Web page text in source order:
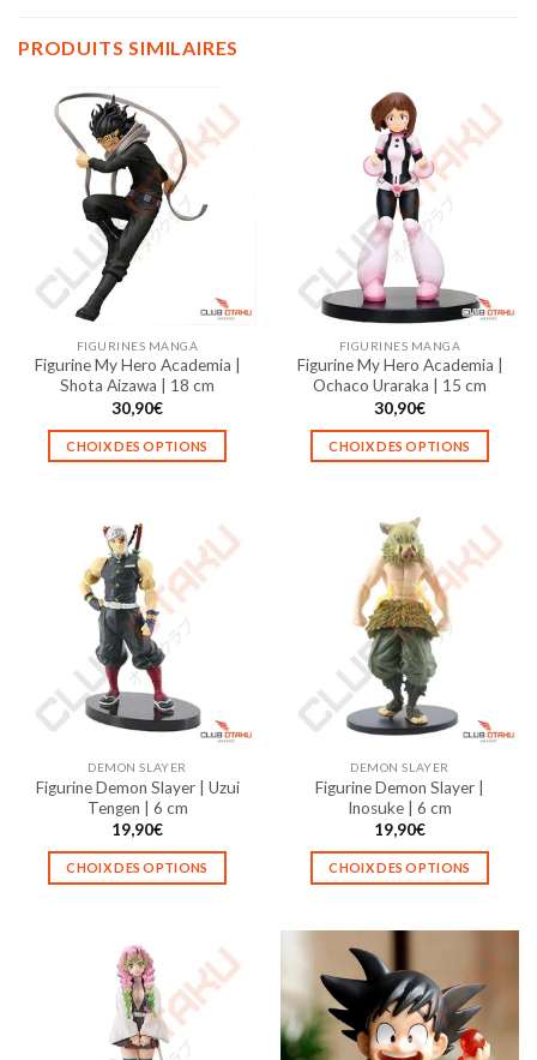
PRODUITS SIMILAIRES
FIGURINES MANGA
Figurine My Hero Academia |
Shota Aizawa | 18 cm
30,90€
CHOIX DES OPTIONS
a
plusieurs
variations.
Les
options
peuvent
être
choisies
sur
page
du
produit
FIGURINES MANGA
Figurine My Hero Academia |
Ochaco Uraraka | 15 cm
30,90€
CHOIX DES OPTIONS
a
plusieurs
variations.
Les
options
peuvent
être
choisies
sur
page
du
produit
DEMON SLAYER
Figurine Demon Slayer | Uzui
Tengen | 6 cm
19,90€
CHOIX DES OPTIONS
a
plusieurs
variations.
Les
options
DEMON SLAYER
Figurine Demon Slayer |
Inosuke | 6 cm
19,90€
CHOIX DES OPTIONS
plusieurs
variations.
Les
options